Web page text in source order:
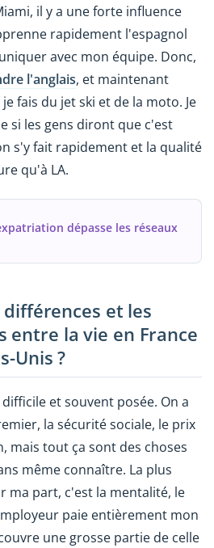
il y a une forte influence
rapidement l'espagnol
avec mon équipe. Donc,
l'anglais, et maintenant
fais du jet ski et de la moto. Je
si les gens diront que c'est
s'y fait rapidement et la qualité
qu'à LA.
dépasse les réseaux
et les
entre la vie en France
Unis ?
et souvent posée. On a
la sécurité sociale, le prix
mais tout ça sont des choses
même connaître. La plus
ma part, c'est la mentalité, le
paie entièrement mon
une grosse partie de celle